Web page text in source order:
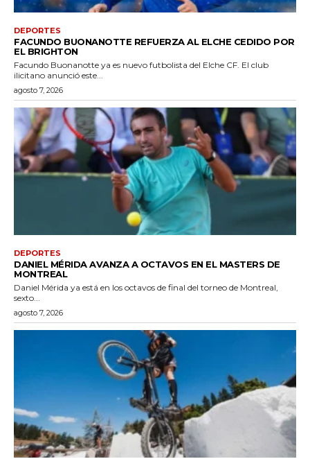
DEPORTES
FACUNDO BUONANOTTE REFUERZA AL ELCHE CEDIDO POR
EL BRIGHTON
Facundo Buonanotte ya es nuevo futbolista del Elche CF. El club
ilicitano anunció este...
agosto 7, 2026
DEPORTES
DANIEL MÉRIDA AVANZA A OCTAVOS EN EL MASTERS DE
MONTREAL
Daniel Mérida ya está en los octavos de final del torneo de Montreal,
sexto...
agosto 7, 2026